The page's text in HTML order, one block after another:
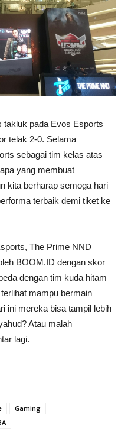
takluk pada Evos Esports
telak 2-0. Selama
sebagai tim kelas atas
yang membuat
kita berharap semoga hari
terbaik demi tiket ke
The Prime NND
BOOM.ID dengan skor
dengan tim kuda hitam
mampu bermain
ini mereka bisa tampil lebih
Atau malah
lagi.
Gaming